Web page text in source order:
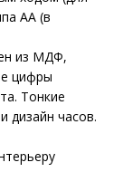
АА (в
из МДФ,
цифры
Тонкие
дизайн часов.